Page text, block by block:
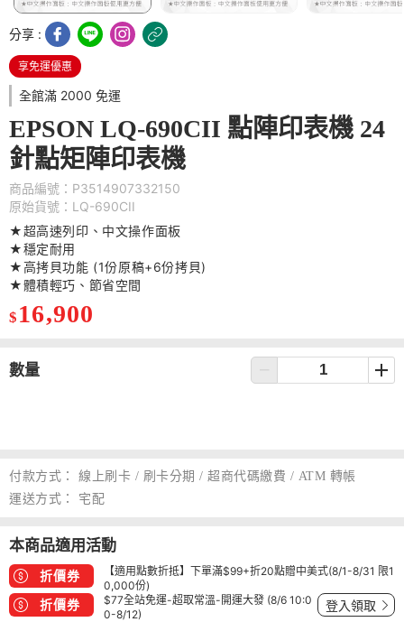
分享 :
享免運優惠
全館滿 2000 免運
EPSON LQ-690CII 點陣印表機 24
針點矩陣印表機
商品編號：P3514907332150
原始貨號：LQ-690CII
★超高速列印、中文操作面板
★穩定耐用
★高拷貝功能 (1份原稿+6份拷貝)
★體積輕巧、節省空間
$ 16,900
數量
付款方式：
線上刷卡 / 刷卡分期 / 超商代碼繳費 / ATM 轉帳
運送方式：
宅配
本商品適用活動
折價券
【適用點數折抵】下單滿$99+折20點贈中美式(8/1-8/31 限1
0,000份)
折價券
$77全站免運-超取常溫-開運大發 (8/6 10:0
0-8/12)
登入領取